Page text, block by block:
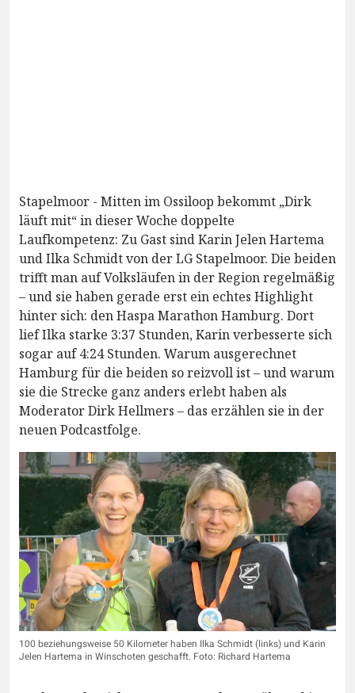
Stapelmoor - Mitten im Ossiloop bekommt „Dirk
läuft mit“ in dieser Woche doppelte
Laufkompetenz: Zu Gast sind Karin Jelen Hartema
und Ilka Schmidt von der LG Stapelmoor. Die beiden
trifft man auf Volksläufen in der Region regelmäßig
– und sie haben gerade erst ein echtes Highlight
hinter sich: den Haspa Marathon Hamburg. Dort
lief Ilka starke 3:37 Stunden, Karin verbesserte sich
sogar auf 4:24 Stunden. Warum ausgerechnet
Hamburg für die beiden so reizvoll ist – und warum
sie die Strecke ganz anders erlebt haben als
Moderator Dirk Hellmers – das erzählen sie in der
neuen Podcastfolge.
100 beziehungsweise 50 Kilometer haben Ilka Schmidt (links) und Karin
Jelen Hartema in Winschoten geschafft. Foto: Richard Hartema